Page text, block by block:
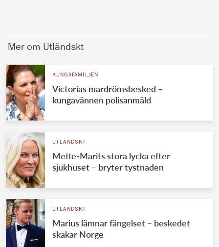
Mer om Utländskt
KUNGAFAMILJEN
Victorias mardrömsbesked –
kungavännen polisanmäld
UTLÄNDSKT
Mette-Marits stora lycka efter
sjukhuset – bryter tystnaden
UTLÄNDSKT
Marius lämnar fängelset – beskedet
skakar Norge